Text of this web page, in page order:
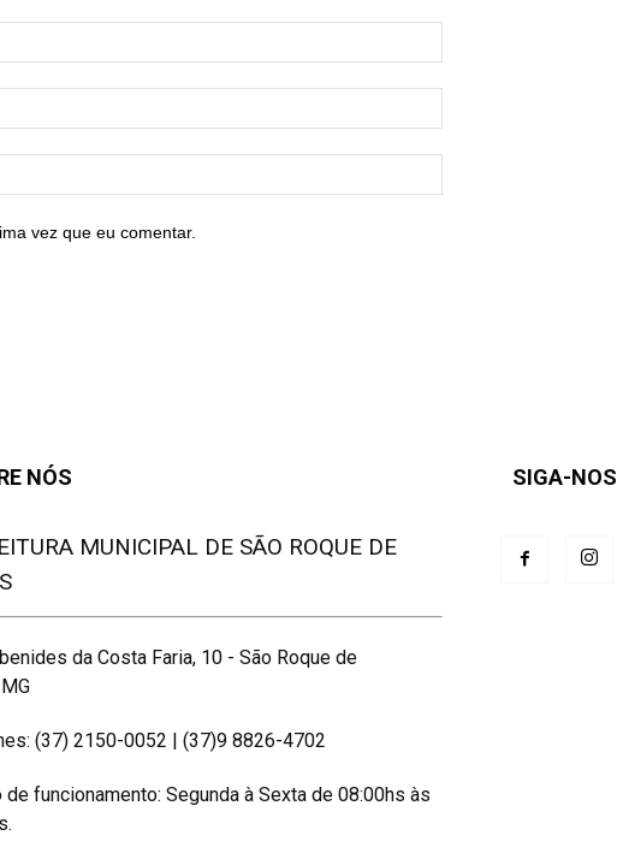
vez que eu comentar.
NÓS
MUNICIPAL DE SÃO ROQUE DE
da Costa Faria, 10 - São Roque de
(37) 2150-0052 | (37)9 8826-4702
de funcionamento: Segunda à Sexta de 08:00hs às
SIGA-NOS